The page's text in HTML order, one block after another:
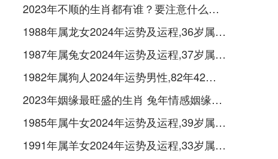
2023年不顺的生肖都有谁？要注意什么呢？
1988年属龙女2024年运势及运程,36岁属龙人2024全年每月运势女性如何
1987年属兔女2024年运势及运程,37岁属兔人2024全年每月运势女性如何
1982年属狗人2024年运势男性,82年42岁属狗男2024年每月运程怎么样
2023年姻缘最旺盛的生肖 兔年情感姻缘运比较旺的属相
1985年属牛女2024年运势及运程,39岁属牛人2024全年每月运势女性如何
1991年属羊女2024年运势及运程,33岁属羊人2024全年每月运势女性如何